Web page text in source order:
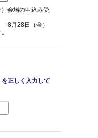
会場の申込み受
金）
正しく入力して